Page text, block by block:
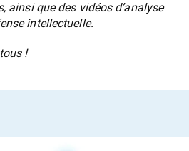
ainsi que des vidéos d’analyse
intellectuelle.
!